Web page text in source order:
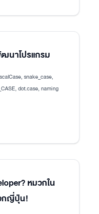
นาโปรแกรม
snake_case,
dot.case, naming
หมวกใน
กญี่ปุ่น!